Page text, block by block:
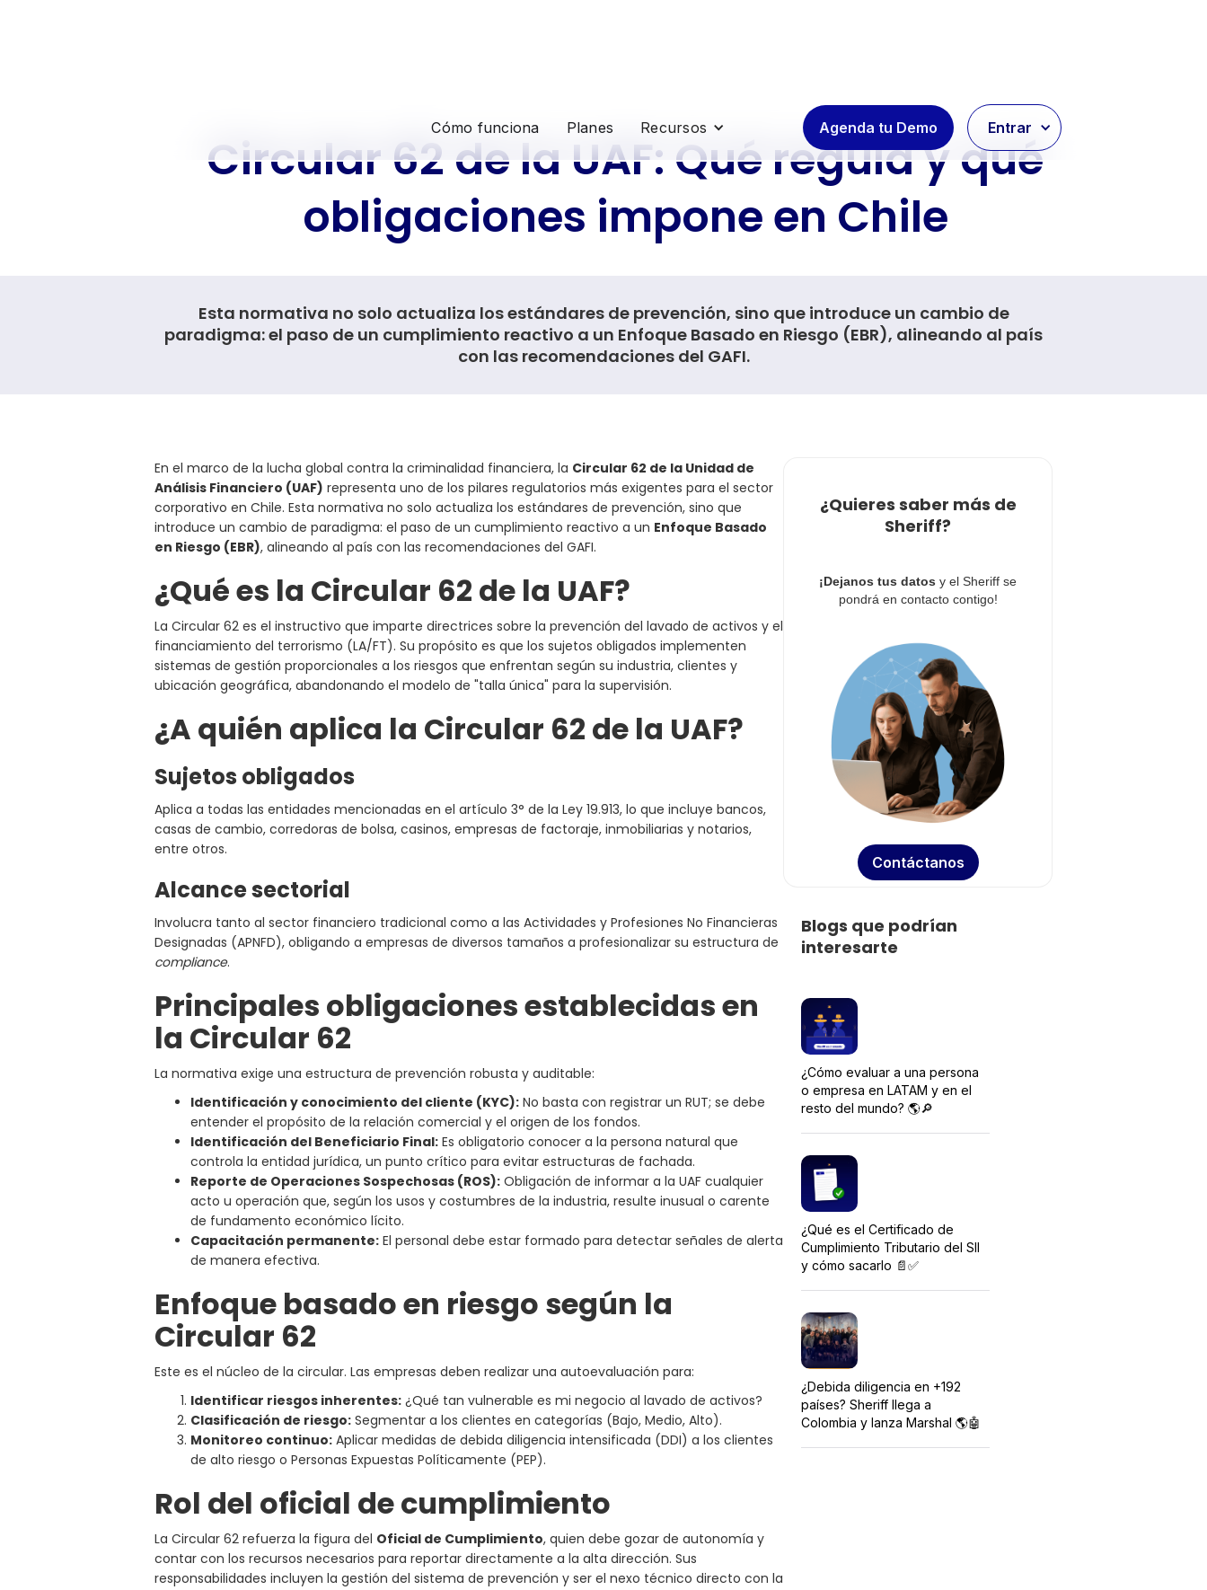
Cómo funciona Planes Recursos Agenda tu Demo Entrar
Circular 62 de la UAF: Qué regula y qué
obligaciones impone en Chile
Esta normativa no solo actualiza los estándares de prevención, sino que introduce un cambio de
paradigma: el paso de un cumplimiento reactivo a un Enfoque Basado en Riesgo (EBR), alineando al país
con las recomendaciones del GAFI.
En el marco de la lucha global contra la criminalidad financiera, la Circular 62 de la Unidad de
Análisis Financiero (UAF) representa uno de los pilares regulatorios más exigentes para el sector
corporativo en Chile. Esta normativa no solo actualiza los estándares de prevención, sino que
introduce un cambio de paradigma: el paso de un cumplimiento reactivo a un Enfoque Basado
en Riesgo (EBR), alineando al país con las recomendaciones del GAFI.
¿Qué es la Circular 62 de la UAF?
La Circular 62 es el instructivo que imparte directrices sobre la prevención del lavado de activos y el
financiamiento del terrorismo (LA/FT). Su propósito es que los sujetos obligados implementen
sistemas de gestión proporcionales a los riesgos que enfrentan según su industria, clientes y
ubicación geográfica, abandonando el modelo de "talla única" para la supervisión.
¿A quién aplica la Circular 62 de la UAF?
Sujetos obligados
Aplica a todas las entidades mencionadas en el artículo 3° de la Ley 19.913, lo que incluye bancos,
casas de cambio, corredoras de bolsa, casinos, empresas de factoraje, inmobiliarias y notarios,
entre otros.
Alcance sectorial
Involucra tanto al sector financiero tradicional como a las Actividades y Profesiones No Financieras
Designadas (APNFD), obligando a empresas de diversos tamaños a profesionalizar su estructura de
compliance.
Principales obligaciones establecidas en
la Circular 62
La normativa exige una estructura de prevención robusta y auditable:
Identificación y conocimiento del cliente (KYC): No basta con registrar un RUT; se debe
entender el propósito de la relación comercial y el origen de los fondos.
Identificación del Beneficiario Final: Es obligatorio conocer a la persona natural que
controla la entidad jurídica, un punto crítico para evitar estructuras de fachada.
Reporte de Operaciones Sospechosas (ROS): Obligación de informar a la UAF cualquier
acto u operación que, según los usos y costumbres de la industria, resulte inusual o carente
de fundamento económico lícito.
Capacitación permanente: El personal debe estar formado para detectar señales de alerta
de manera efectiva.
Enfoque basado en riesgo según la
Circular 62
Este es el núcleo de la circular. Las empresas deben realizar una autoevaluación para:
Identificar riesgos inherentes: ¿Qué tan vulnerable es mi negocio al lavado de activos?
Clasificación de riesgo: Segmentar a los clientes en categorías (Bajo, Medio, Alto).
Monitoreo continuo: Aplicar medidas de debida diligencia intensificada (DDI) a los clientes
de alto riesgo o Personas Expuestas Políticamente (PEP).
Rol del oficial de cumplimiento
La Circular 62 refuerza la figura del Oficial de Cumplimiento, quien debe gozar de autonomía y
contar con los recursos necesarios para reportar directamente a la alta dirección. Sus
responsabilidades incluyen la gestión del sistema de prevención y ser el nexo técnico directo con la
¿Quieres saber más de
Sheriff?
¡Dejanos tus datos y el Sheriff se
pondrá en contacto contigo!
Contáctanos
Blogs que podrían
interesarte
¿Cómo evaluar a una persona
o empresa en LATAM y en el
resto del mundo? 🌎🔎
¿Qué es el Certificado de
Cumplimiento Tributario del SII
y cómo sacarlo 📄✅
¿Debida diligencia en +192
países? Sheriff llega a
Colombia y lanza Marshal 🌎🤖